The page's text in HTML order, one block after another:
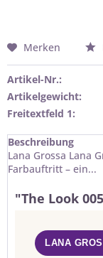
Merken
Artikel-Nr.:
Artikelgewicht:
Freitextfeld 1:
Beschreibung
Lana Grossa Lana
Farbauftritt – ein...
"The Look
LANA